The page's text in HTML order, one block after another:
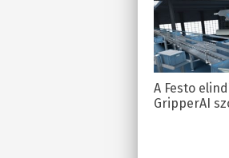
A Festo
GripperAI